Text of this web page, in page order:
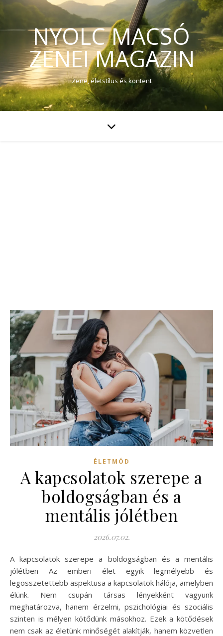
NYOLC MACSÓ
ZENEI MAGAZIN
Zene, életstílus és kontent
ÉLETMÓD
A kapcsolatok szerepe a
boldogságban és a
mentális jólétben
2026.07.02.
A kapcsolatok szerepe a boldogságban és a mentális
jólétben Az emberi élet egyik legmélyebb és
legösszetettebb aspektusa a kapcsolatok hálója, amelyben
élünk. Nem csupán társas lényekként vagyunk
meghatározva, hanem érzelmi, pszichológiai és szociális
szinten is mélyen kötődünk másokhoz. Ezek a kötődések
nem csak az életünk minőségét alakítják, hanem közvetlen